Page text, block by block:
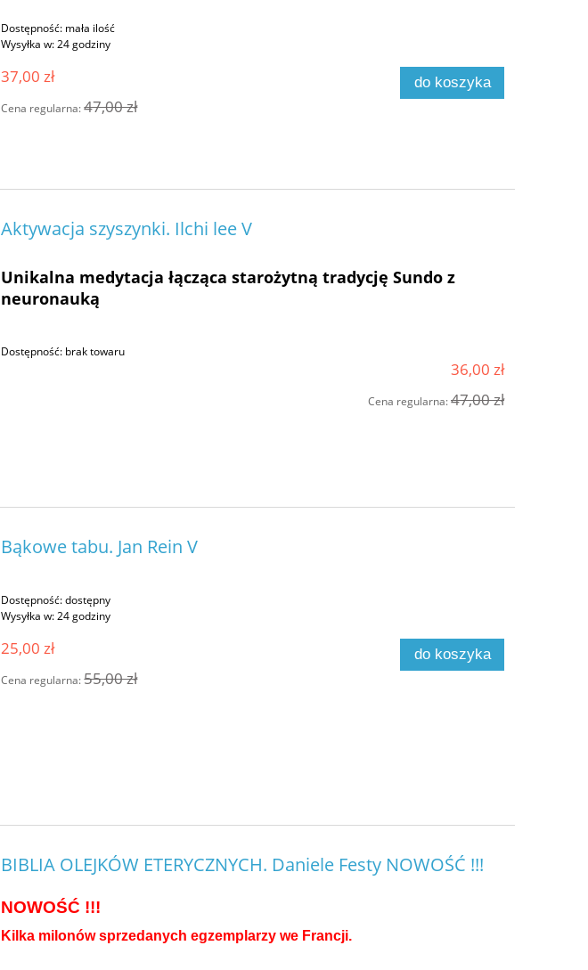
Dostępność: mała ilość
Wysyłka w:24 godziny
37,00 zł
Cena regularna:47,00 zł
do koszyka
Aktywacja szyszynki. Ilchi lee V
Unikalna medytacja łącząca starożytną tradycję Sundo z
neuronauką
Dostępność: brak towaru
36,00 zł
Cena regularna:47,00 zł
Bąkowe tabu. Jan Rein V
Dostępność:dostępny
Wysyłka w:24 godziny
25,00 zł
Cena regularna:55,00 zł
do koszyka
BIBLIA OLEJKÓW ETERYCZNYCH. Daniele Festy NOWOŚĆ !!!
NOWOŚĆ !!!
Kilka milonów sprzedanych egzemplarzy we Francji.